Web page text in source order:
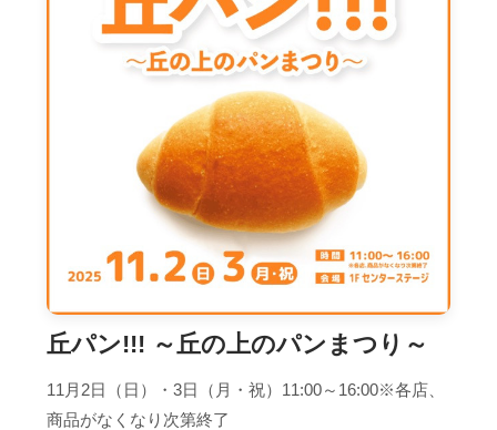
丘パン!!! ～丘の上のパンまつり～
11月2日（日）・3日（月・祝）11:00～16:00※各店、
商品がなくなり次第終了